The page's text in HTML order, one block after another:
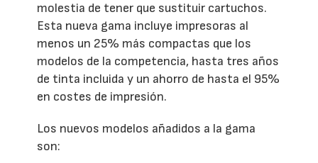
molestia de tener que sustituir cartuchos.
Esta nueva gama incluye impresoras al
menos un 25% más compactas que los
modelos de la competencia, hasta tres años
de tinta incluida y un ahorro de hasta el 95%
en costes de impresión.
Los nuevos modelos añadidos a la gama
son: